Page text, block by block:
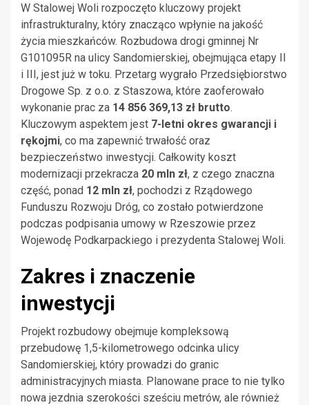
W Stalowej Woli rozpoczęto kluczowy projekt
infrastrukturalny, który znacząco wpłynie na jakość
życia mieszkańców. Rozbudowa drogi gminnej Nr
G101095R na ulicy Sandomierskiej, obejmująca etapy II
i III, jest już w toku. Przetarg wygrało Przedsiębiorstwo
Drogowe Sp. z o.o. z Staszowa, które zaoferowało
wykonanie prac za 14 856 369,13 zł brutto.
Kluczowym aspektem jest 7-letni okres gwarancji i
rękojmi, co ma zapewnić trwałość oraz
bezpieczeństwo inwestycji. Całkowity koszt
modernizacji przekracza 20 mln zł, z czego znaczna
część, ponad 12 mln zł, pochodzi z Rządowego
Funduszu Rozwoju Dróg, co zostało potwierdzone
podczas podpisania umowy w Rzeszowie przez
Wojewodę Podkarpackiego i prezydenta Stalowej Woli.
Zakres i znaczenie
inwestycji
Projekt rozbudowy obejmuje kompleksową
przebudowę 1,5-kilometrowego odcinka ulicy
Sandomierskiej, który prowadzi do granic
administracyjnych miasta. Planowane prace to nie tylko
nowa jezdnia szerokości sześciu metrów, ale również